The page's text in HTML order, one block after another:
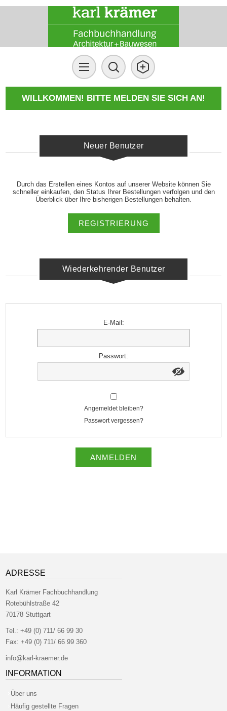
WILLKOMMEN! BITTE MELDEN SIE SICH AN!
Neuer Benutzer
Durch das Erstellen eines Kontos auf unserer Website können Sie
schneller einkaufen, den Status Ihrer Bestellungen verfolgen und den
Überblick über Ihre bisherigen Bestellungen behalten.
REGISTRIERUNG
Wiederkehrender Benutzer
E-Mail:
Passwort:
Angemeldet bleiben?
Passwort vergessen?
ANMELDEN
ADRESSE
Karl Krämer Fachbuchhandlung
Rotebühlstraße 42
70178 Stuttgart
Tel.:+49 (0) 711/ 66 99 30
Fax: +49 (0) 711/ 66 99 360
info@karl-kraemer.de
INFORMATION
Über uns
Häufig gestellte Fragen